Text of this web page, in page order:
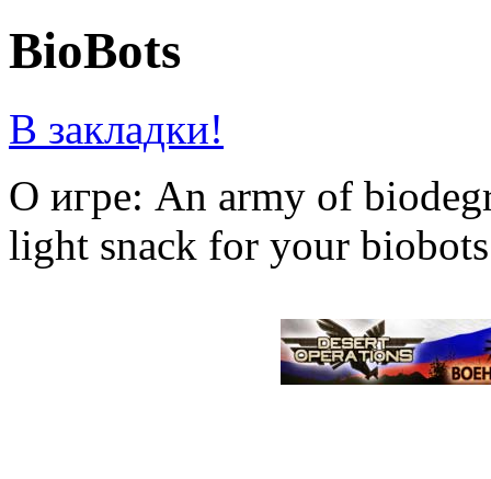
BioBots
В закладки!
О игре: An army of
light snack for your